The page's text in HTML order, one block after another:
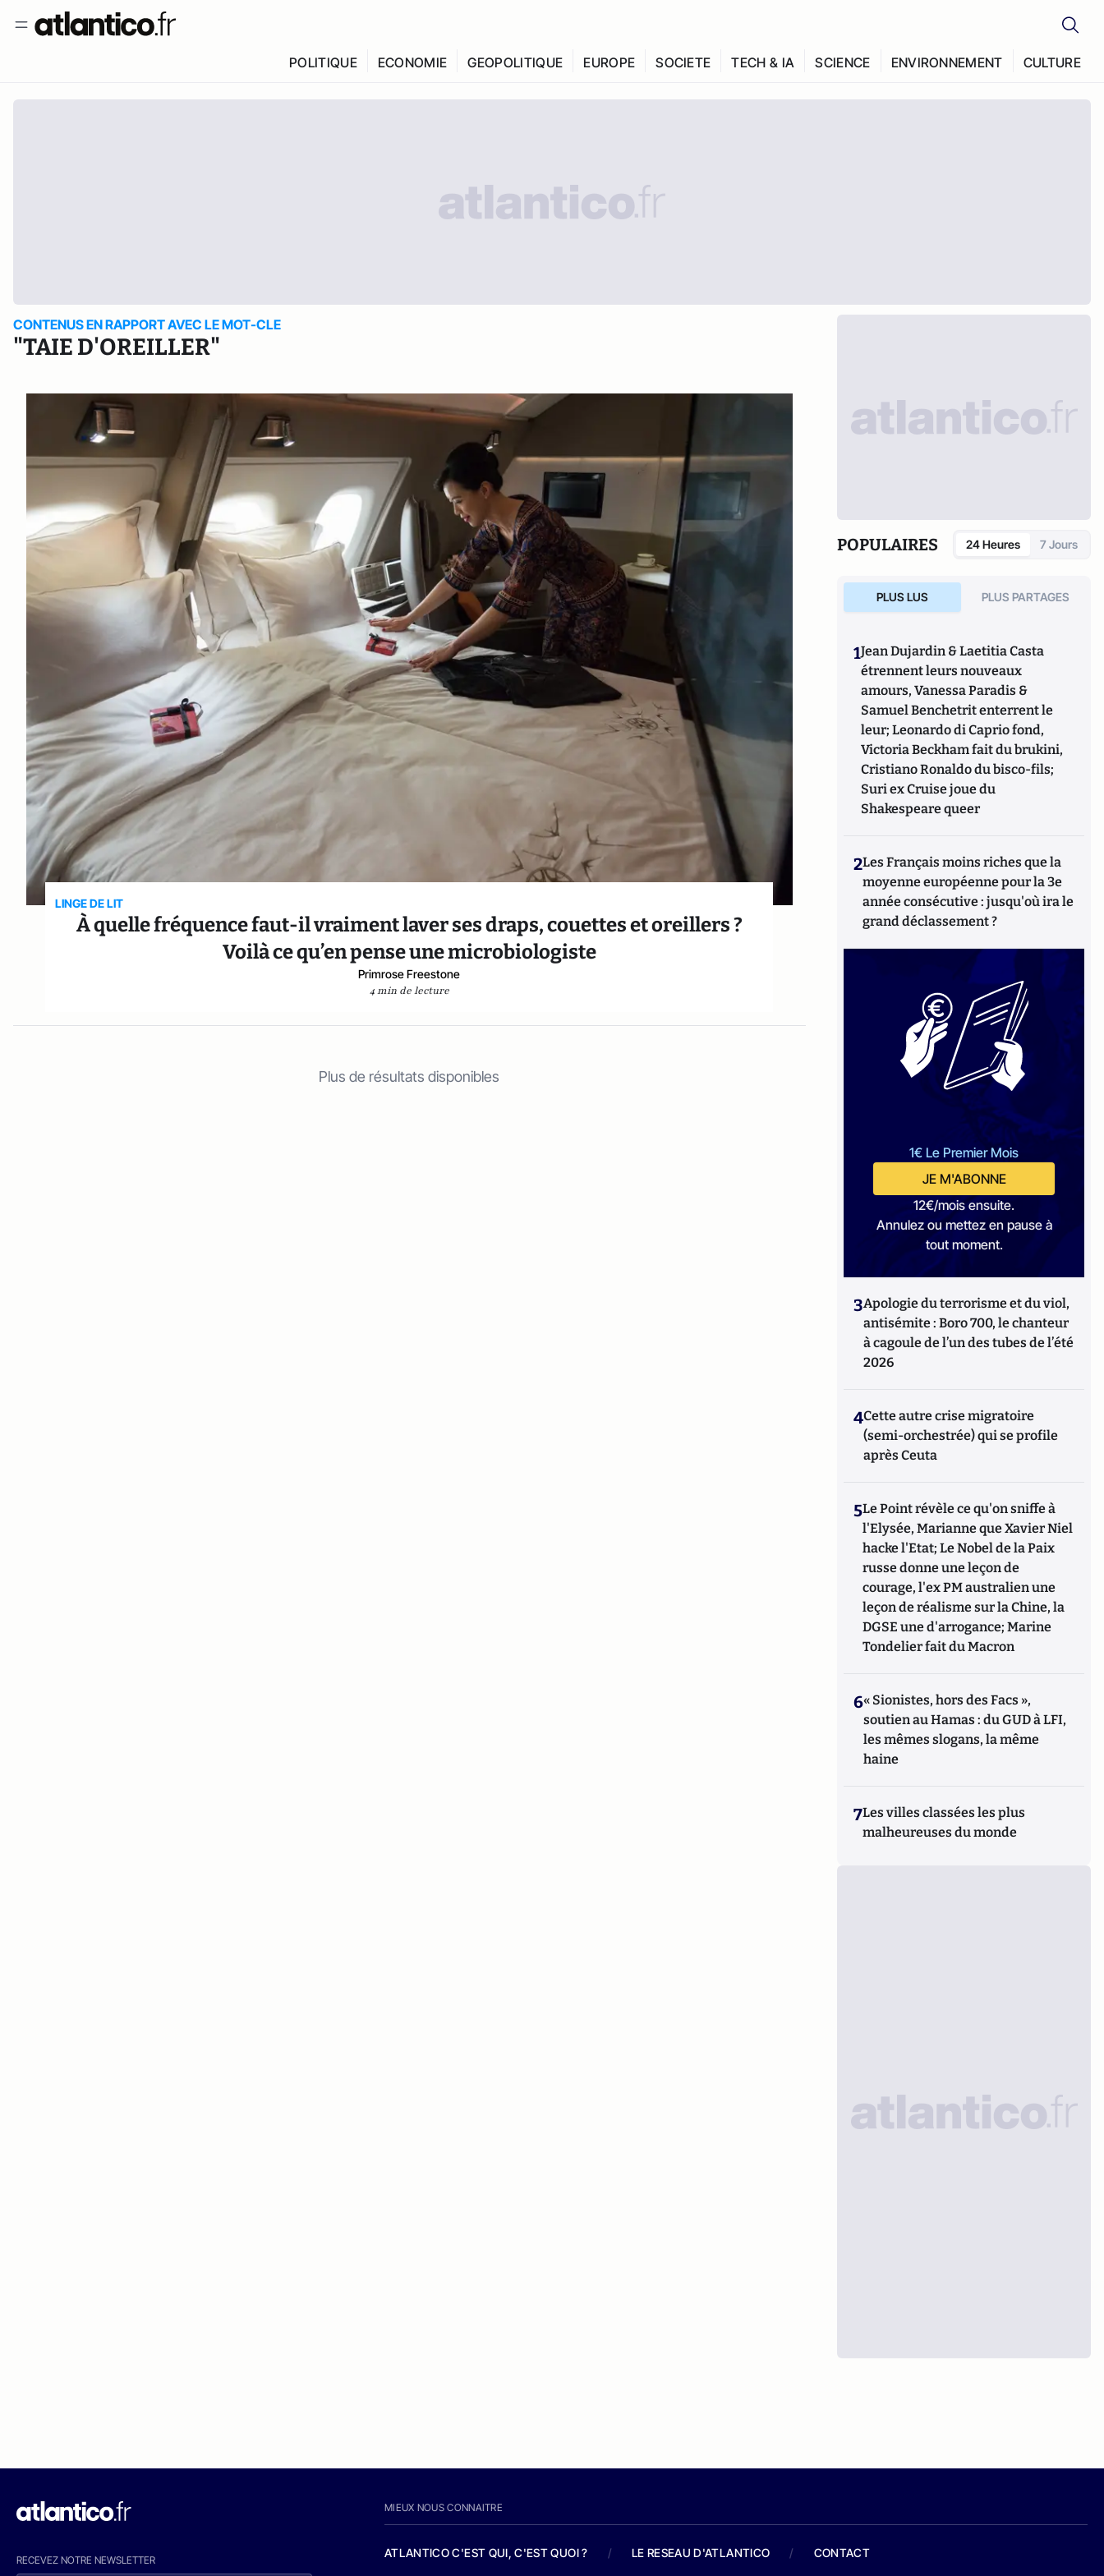
POLITIQUE ECONOMIE GEOPOLITIQUE EUROPE SOCIETE TECH & IA SCIENCE ENVIRONNEMENT CULTURE
CONTENUS EN RAPPORT AVEC LE MOT-CLE
"TAIE D'OREILLER"
LINGE DE LIT
À quelle fréquence faut-il vraiment laver ses draps, couettes et oreillers ?
Voilà ce qu’en pense une microbiologiste
Primrose Freestone
4 min de lecture
Plus de résultats disponibles
POPULAIRES 24 Heures 7 Jours
PLUS LUS PLUS PARTAGES
1Jean Dujardin & Laetitia Casta
étrennent leurs nouveaux
amours, Vanessa Paradis &
Samuel Benchetrit enterrent le
leur; Leonardo di Caprio fond,
Victoria Beckham fait du brukini,
Cristiano Ronaldo du bisco-fils;
Suri ex Cruise joue du
Shakespeare queer
2Les Français moins riches que la
moyenne européenne pour la 3e
année consécutive : jusqu'où ira le
grand déclassement ?
1€ Le Premier Mois
JE M'ABONNE
12€/mois ensuite.
Annulez ou mettez en pause à
tout moment.
3Apologie du terrorisme et du viol,
antisémite : Boro 700, le chanteur
à cagoule de l’un des tubes de l’été
2026
4Cette autre crise migratoire
(semi-orchestrée) qui se profile
après Ceuta
5Le Point révèle ce qu'on sniffe à
l'Elysée, Marianne que Xavier Niel
hacke l'Etat; Le Nobel de la Paix
russe donne une leçon de
courage, l'ex PM australien une
leçon de réalisme sur la Chine, la
DGSE une d'arrogance; Marine
Tondelier fait du Macron
6« Sionistes, hors des Facs »,
soutien au Hamas : du GUD à LFI,
les mêmes slogans, la même
haine
7Les villes classées les plus
malheureuses du monde
RECEVEZ NOTRE NEWSLETTER
MIEUX NOUS CONNAITRE
ATLANTICO C'EST QUI, C'EST QUOI ? / LE RESEAU D'ATLANTICO / CONTACT